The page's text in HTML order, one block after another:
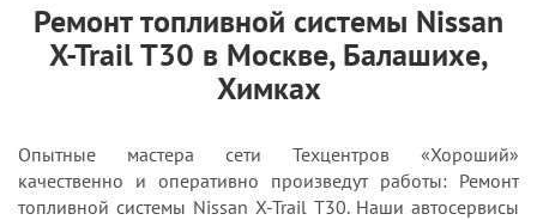
Ремонт топливной системы Nissan
X-Trail T30 в Москве, Балашихе,
Химках
Опытные мастера сети Техцентров «Хороший»
качественно и оперативно произведут работы: Ремонт
топливной системы Nissan X-Trail T30. Наши автосервисы